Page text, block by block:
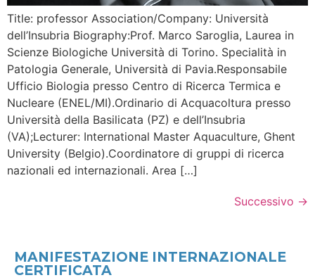
Title: professor Association/Company: Università
dell’Insubria Biography:Prof. Marco Saroglia, Laurea in
Scienze Biologiche Università di Torino. Specialità in
Patologia Generale, Università di Pavia.Responsabile
Ufficio Biologia presso Centro di Ricerca Termica e
Nucleare (ENEL/MI).Ordinario di Acquacoltura presso
Università della Basilicata (PZ) e dell’Insubria
(VA);Lecturer: International Master Aquaculture, Ghent
University (Belgio).Coordinatore di gruppi di ricerca
nazionali ed internazionali. Area […]
Successivo →
MANIFESTAZIONE INTERNAZIONALE
CERTIFICATA